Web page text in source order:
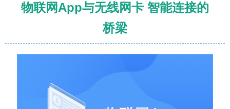
物联网App与无线网卡 智能连接的
桥梁